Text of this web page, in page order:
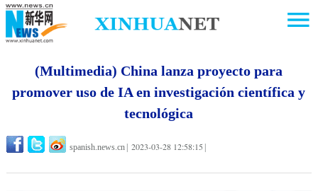
(Multimedia) China lanza proyecto para
promover uso de IA en investigación científica y
tecnológica
spanish.news.cn 2023-03-28 12:58:15